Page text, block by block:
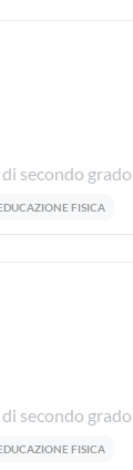
secondo grado
FISICA
secondo grado
FISICA